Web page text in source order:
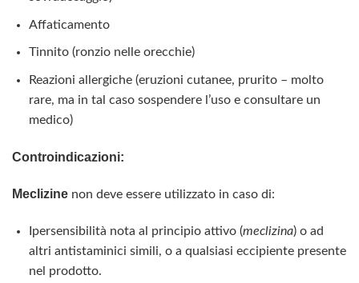
Affaticamento
Tinnito (ronzio nelle orecchie)
Reazioni allergiche (eruzioni cutanee, prurito – molto
rare, ma in tal caso sospendere l’uso e consultare un
medico)
Controindicazioni:
Meclizine non deve essere utilizzato in caso di:
Ipersensibilità nota al principio attivo (meclizina) o ad
altri antistaminici simili, o a qualsiasi eccipiente presente
nel prodotto.